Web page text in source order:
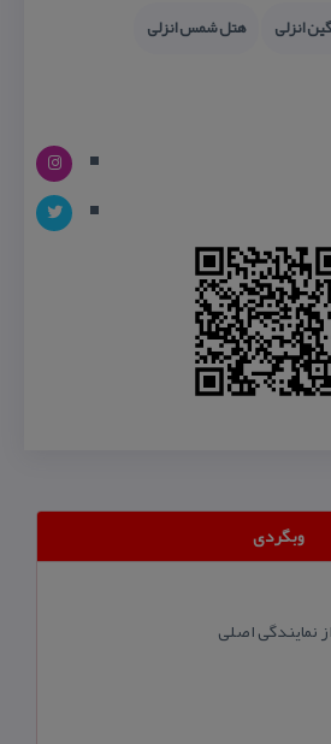
انزلی
هتل شمس انزلی
وبگردی
نمایندگی اصلی